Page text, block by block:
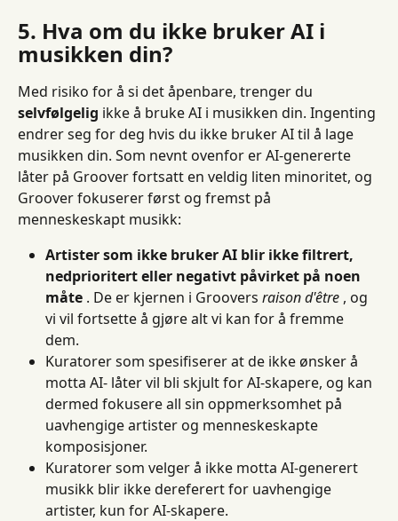
5. Hva om du ikke bruker AI i
musikken din?
Med risiko for å si det åpenbare, trenger du
selvfølgelig ikke å bruke AI i musikken din. Ingenting
endrer seg for deg hvis du ikke bruker AI til å lage
musikken din. Som nevnt ovenfor er AI-genererte
låter på Groover fortsatt en veldig liten minoritet, og
Groover fokuserer først og fremst på
menneskeskapt musikk:
Artister som ikke bruker AI blir ikke filtrert,
nedprioritert eller negativt påvirket på noen
måte . De er kjernen i Groovers raison d'être , og
vi vil fortsette å gjøre alt vi kan for å fremme
dem.
Kuratorer som spesifiserer at de ikke ønsker å
motta AI- låter vil bli skjult for AI-skapere, og kan
dermed fokusere all sin oppmerksomhet på
uavhengige artister og menneskeskapte
komposisjoner.
Kuratorer som velger å ikke motta AI-generert
musikk blir ikke dereferert for uavhengige
artister, kun for AI-skapere.